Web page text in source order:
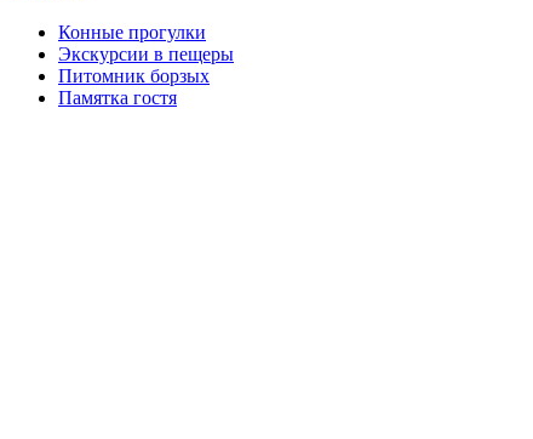
Конные прогулки
Экскурсии в пещеры
Питомник борзых
Памятка гостя